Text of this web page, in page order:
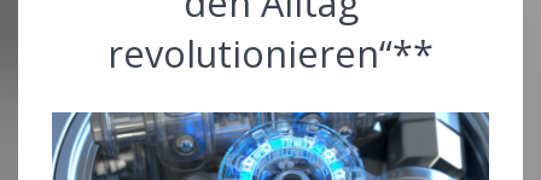
revolutionieren“**